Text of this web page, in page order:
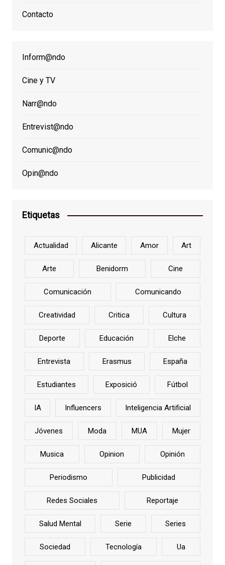
Contacto
Inform@ndo
Cine y TV
Narr@ndo
Entrevist@ndo
Comunic@ndo
Opin@ndo
Etiquetas
Actualidad Alicante Amor Art
Arte Benidorm Cine
Comunicación Comunicando
Creatividad Critica Cultura
Deporte Educación Elche
Entrevista Erasmus España
Estudiantes Exposició Fútbol
IA Influencers Inteligencia Artificial
Jóvenes Moda MUA Mujer
Musica Opinion Opinión
Periodismo Publicidad
Redes Sociales Reportaje
Salud Mental Serie Series
Sociedad Tecnología Ua